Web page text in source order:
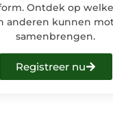
Ontdek op
anderen kunnen
samenbrengen.
Registreer nu